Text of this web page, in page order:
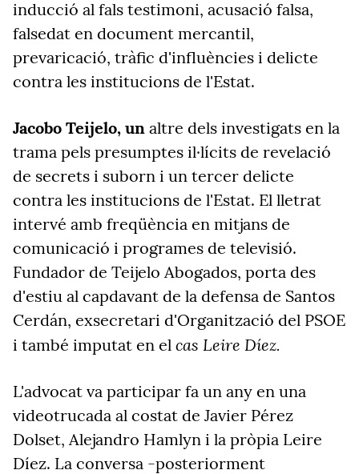
inducció al fals testimoni, acusació falsa,
falsedat en document mercantil,
prevaricació, tràfic d'influències i delicte
contra les institucions de l'Estat.
Jacobo Teijelo, un altre dels investigats en la
trama pels presumptes il·lícits de revelació
de secrets i suborn i un tercer delicte
contra les institucions de l'Estat. El lletrat
intervé amb freqüència en mitjans de
comunicació i programes de televisió.
Fundador de Teijelo Abogados, porta des
d'estiu al capdavant de la defensa de Santos
Cerdán, exsecretari d'Organització del PSOE
i també imputat en el cas Leire Díez.
L'advocat va participar fa un any en una
videotrucada al costat de Javier Pérez
Dolset, Alejandro Hamlyn i la pròpia Leire
Díez. La conversa -posteriorment